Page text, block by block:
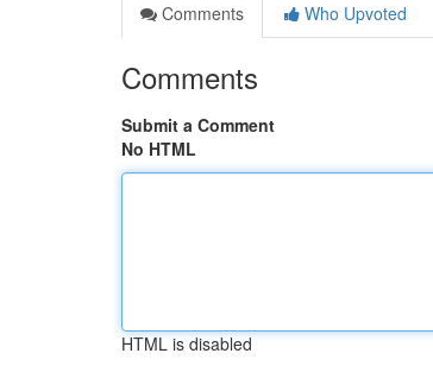
Comments
Who Upvoted
Comments
Submit a Comment
No HTML
HTML is disabled